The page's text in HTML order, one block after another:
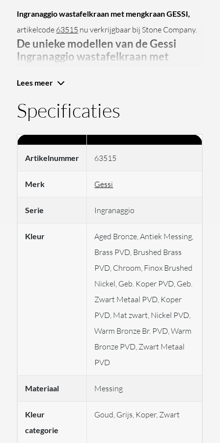
Ingranaggio wastafelkraan met mengkraan GESSI,
artikelcode 63515 nu verkrijgbaar bij Stone Company.
De unieke modellen van de Gessi
Ingranaggio wastafelkraan met
De GESSI Ingranaggio wastafelkraan met mengkraan
is een hoogwaardige designkraan die speciaal is
ontwikkeld voor plaatsing op dewastafel in uw
. Met zijn verfijnde
collectie
voegt deze kraan een krachtig en toch elegant
Lees meer
Specificaties
Artikelnummer 63515
Merk Gessi
Serie Ingranaggio
Kleur
Aged Bronze, Antiek Messing,
Brass PVD, Brushed Brass
PVD, Chroom, Finox Brushed
Nickel, Geb. Koper PVD, Geb.
Zwart Metaal PVD, Koper
PVD, Mat zwart, Nickel PVD,
Warm Bronze Br. PVD, Warm
Bronze PVD, Zwart Metaal
PVD
Materiaal Messing
Kleur
categorie
Goud, Grijs, Koper, Zwart